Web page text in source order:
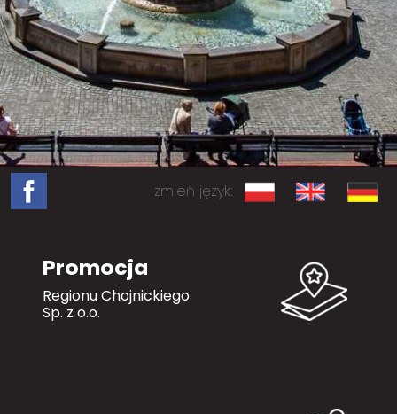
zmień język:
Promocja
Regionu Chojnickiego
Sp. z o.o.